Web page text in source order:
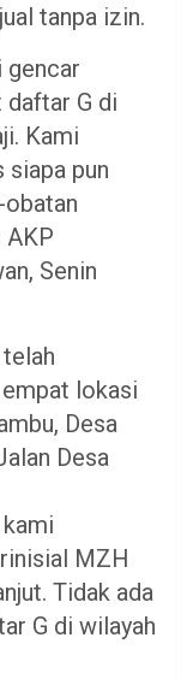
tanpa izin.
gencar
G di
Kami
pun
AKP
Senin
lokasi
Desa
Desa
MZH
Tidak ada
G di wilayah